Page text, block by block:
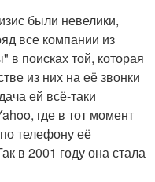
были невелики,
все компании из
поисках той, которая
из них на её звонки
ей всё-таки
где в тот момент
телефону её
в 2001 году она стала